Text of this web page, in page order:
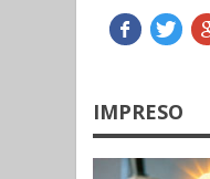
IMPRESO